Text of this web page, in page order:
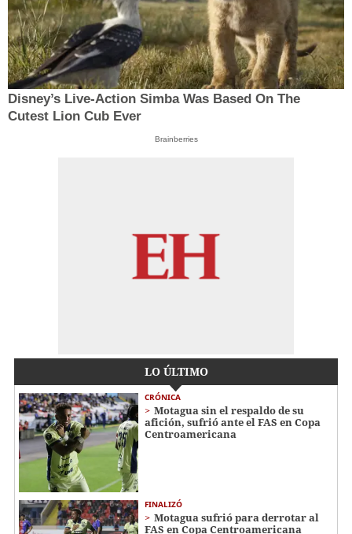
Disney’s Live-Action Simba Was Based On The
Cutest Lion Cub Ever
Brainberries
LO ÚLTIMO
CRÓNICA
Motagua sin el respaldo de su
afición, sufrió ante el FAS en Copa
Centroamericana
FINALIZÓ
Motagua sufrió para derrotar al
FAS en Copa Centroamericana